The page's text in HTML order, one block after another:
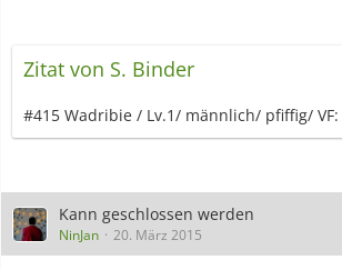
Zitat von S. Binder
#415 Wadribie / Lv.1/ männlich/ pfiffig/
Kann geschlossen werden
NinJan 20. März 2015